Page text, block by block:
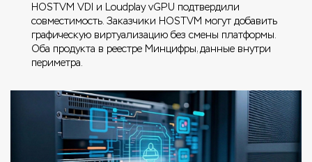
HOSTVM VDI и Loudplay vGPU подтвердили
совместимость. Заказчики HOSTVM могут добавить
графическую виртуализацию без смены платформы.
Оба продукта в реестре Минцифры, данные внутри
периметра.